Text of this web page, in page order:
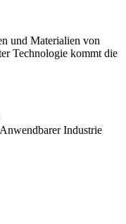
und Materialien von
Technologie kommt die
Industrie